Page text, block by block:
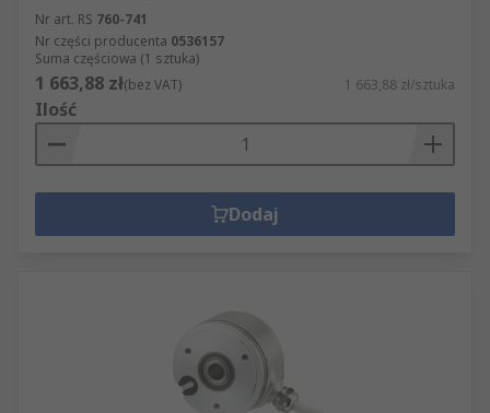
Nr art. RS 760-741
Nr części producenta 0536157
Suma częściowa (1 sztuka)
1 663,88 zł(bez VAT) 1 663,88 zł/sztuka
Ilość
Dodaj